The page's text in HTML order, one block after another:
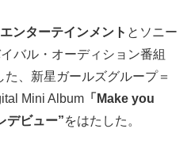
ンターテインメント とソニー
バル・オーディション番組
た、新星ガールズグループ＝
Mini Album 「Make you
デビュー”をはたした。